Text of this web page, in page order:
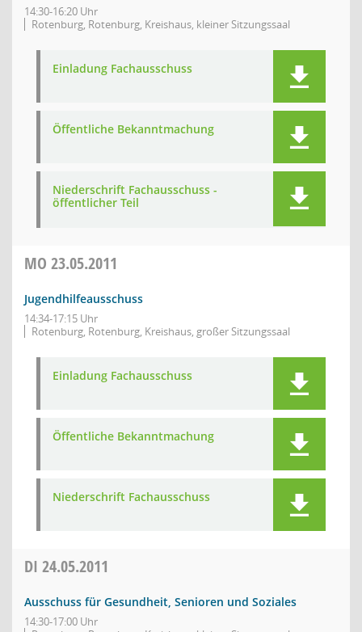
14:30-16:20 Uhr
Rotenburg, Rotenburg, Kreishaus, kleiner Sitzungssaal
Einladung Fachausschuss
Öffentliche Bekanntmachung
Niederschrift Fachausschuss -
öffentlicher Teil
MO 23.05.2011
Jugendhilfeausschuss
14:34-17:15 Uhr
Rotenburg, Rotenburg, Kreishaus, großer Sitzungssaal
Einladung Fachausschuss
Öffentliche Bekanntmachung
Niederschrift Fachausschuss
DI 24.05.2011
Ausschuss für Gesundheit, Senioren und Soziales
14:30-17:00 Uhr